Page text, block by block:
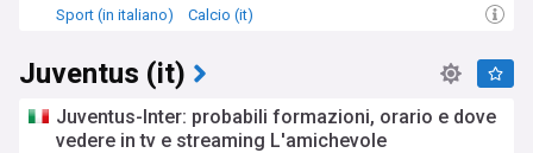
Sport (in italiano)
Calcio (it)
Juventus (it)
Juventus-Inter: probabili formazioni, orario e dove
vedere in tv e streaming L'amichevole